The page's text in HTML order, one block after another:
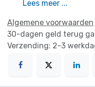
Lees meer ...
Algemene voorwaarden
30-dagen geld terug
Verzending: 2-3